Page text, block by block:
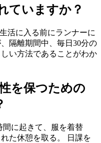
ていますか？
活に入る前にランナーに
隔離期間中、毎日30分の
い方法であることがわか
を保つための
間に起きて、服を着替
た休憩を取る。 日課を